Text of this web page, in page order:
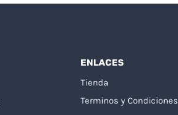
ENLACES
Tienda
Terminos y Condiciones